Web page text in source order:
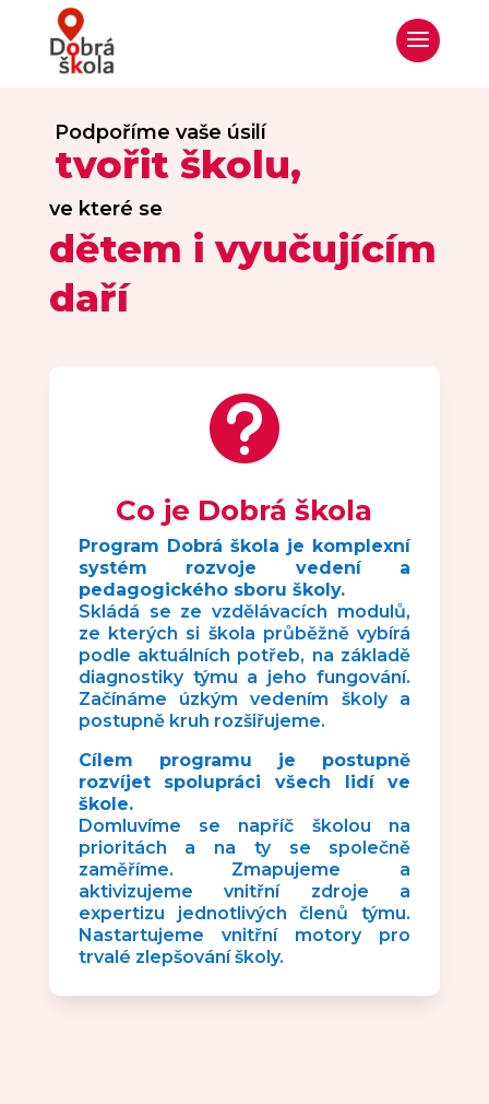
Podpoříme vaše úsilí
tvořit školu,
ve které se
dětem i vyučujícím
daří

Co je Dobrá škola
Program Dobrá škola je komplexní
systém rozvoje vedení a
pedagogického sboru školy.
Skládá se ze vzdělávacích modulů,
ze kterých si škola průběžně vybírá
podle aktuálních potřeb, na základě
diagnostiky týmu a jeho fungování.
Začínáme úzkým vedením školy a
postupně kruh rozšiřujeme.
Cílem programu je postupně
rozvíjet spolupráci všech lidí ve
škole.
Domluvíme se napříč školou na
prioritách a na ty se společně
zaměříme. Zmapujeme a
aktivizujeme vnitřní zdroje a
expertizu jednotlivých členů týmu.
Nastartujeme vnitřní motory pro
trvalé zlepšování školy.